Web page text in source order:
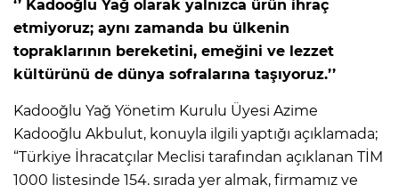
‘’ Kadooğlu Yağ olarak yalnızca ürün ihraç
etmiyoruz; aynı zamanda bu ülkenin
topraklarının bereketini, emeğini ve lezzet
kültürünü de dünya sofralarına taşıyoruz.’’
Kadooğlu Yağ Yönetim Kurulu Üyesi Azime
Kadooğlu Akbulut, konuyla ilgili yaptığı açıklamada;
“Türkiye İhracatçılar Meclisi tarafından açıklanan TİM
1000 listesinde 154. sırada yer almak, firmamız ve